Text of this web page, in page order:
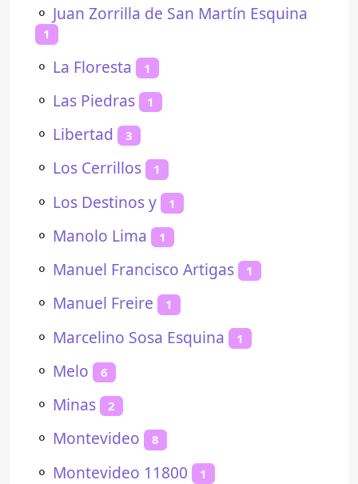
⚬ Juan Zorrilla de San Martín Esquina
1
⚬ La Floresta 1
⚬ Las Piedras 1
⚬ Libertad 3
⚬ Los Cerrillos 1
⚬ Los Destinos y 1
⚬ Manolo Lima 1
⚬ Manuel Francisco Artigas 1
⚬ Manuel Freire 1
⚬ Marcelino Sosa Esquina 1
⚬ Melo 6
⚬ Minas 2
⚬ Montevideo 8
⚬ Montevideo 11800 1